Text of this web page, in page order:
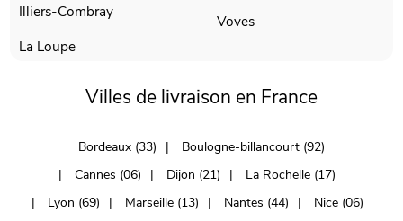
Illiers-Combray
La Loupe
Voves
Villes de livraison en France
Bordeaux (33)
Boulogne-billancourt (92)
Cannes (06)
Dijon (21)
La Rochelle (17)
Lyon (69)
Marseille (13) Nantes (44)
Nice (06)